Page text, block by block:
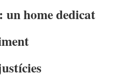
un home dedicat